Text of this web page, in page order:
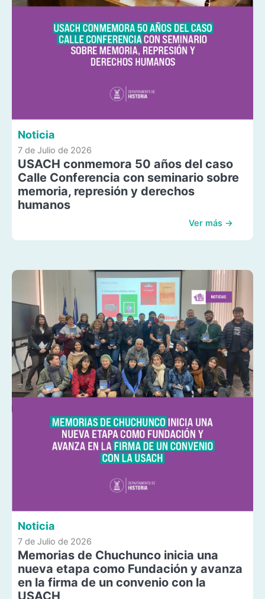
Noticia
7 de Julio de 2026
USACH conmemora 50 años del caso
Calle Conferencia con seminario sobre
memoria, represión y derechos
humanos
Ver más →
Noticia
7 de Julio de 2026
Memorias de Chuchunco inicia una
nueva etapa como Fundación y avanza
en la firma de un convenio con la
USACH